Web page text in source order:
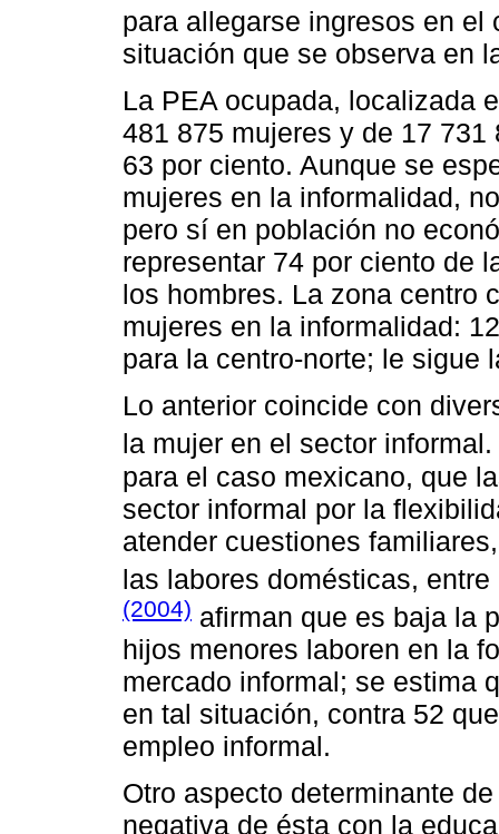
para allegarse ingresos en el
situación que se observa en
La PEA ocupada, localizada
481 875 mujeres y de 17
63 por ciento. Aunque se
mujeres en la informalidad,
pero sí en población no
representar 74 por ciento de
los hombres. La zona centro
mujeres en la informalidad:
para la centro-norte; le sigue
Lo anterior coincide con
la mujer en el sector informal.
para el caso mexicano, que
sector informal por la
atender cuestiones
las labores domésticas,
(2004) afirman que es baja la
hijos menores laboren en la
mercado informal; se estima
en tal situación, contra 52
empleo informal.
Otro aspecto determinante
negativa de ésta con la